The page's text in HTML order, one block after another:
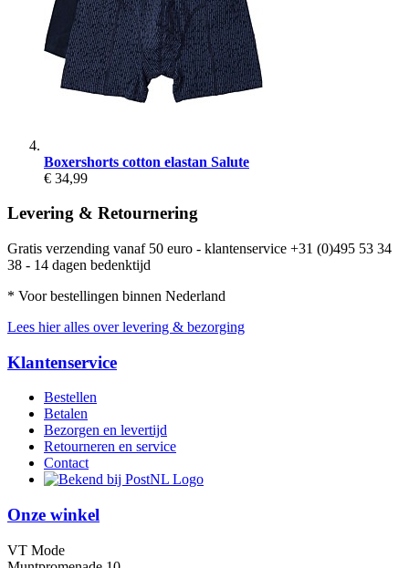
Boxershorts cotton elastan Salute
€ 34,99
Levering & Retournering
Gratis verzending vanaf 50 euro - klantenservice +31 (0)495 53 34
38 - 14 dagen bedenktijd
* Voor bestellingen binnen Nederland
Lees hier alles over levering & bezorging
Klantenservice
Bestellen
Betalen
Bezorgen en levertijd
Retourneren en service
Contact
Onze winkel
VT Mode